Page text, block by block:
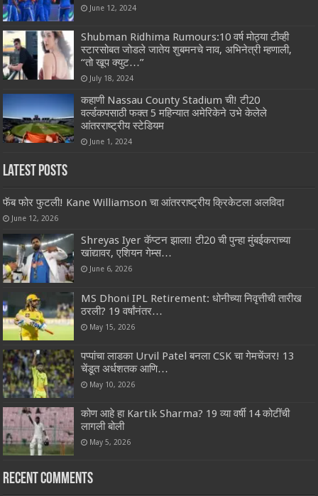
June 12, 2024
Shubman Ridhima Rumours:10 वर्ष मोठ्या टीव्ही
स्टारसोबत जोडले जातेय शुबमनचे नाव, अभिनेत्री म्हणाली,
“तो खूप क्युट…”
July 18, 2024
कहाणी Nassau County Stadium ची! टी20
वर्ल्डकपसाठी फक्त 5 महिन्यात अमेरिकेने उभे केलेले
आंतरराष्ट्रीय स्टेडियम
June 1, 2024
Latest Posts
फॅब फोर फुटली! Kane Williamson चा आंतरराष्ट्रीय क्रिकेटला अलविदा
June 12, 2026
Shreyas Iyer कॅप्टन झाला! टी20 ची पुन्हा मुंबईकराच्या
खांद्यावर, एशियन गेम्स…
June 6, 2026
MS Dhoni IPL Retirement: धोनीच्या निवृत्तीची तारीख
ठरली? 19 वर्षांनंतर…
May 15, 2026
पप्पांचा लाडका Urvil Patel बनला CSK चा गेमचेंजर! 13
चेंडूत अर्धशतक आणि…
May 10, 2026
कोण आहे हा Kartik Sharma? 19 व्या वर्षी 14 कोटींची
लागली बोली
May 5, 2026
Recent Comments